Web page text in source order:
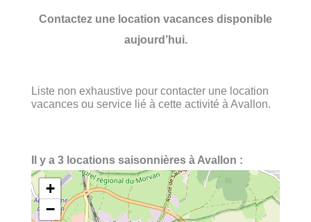
Contactez une location vacances disponible
aujourd’hui.
Liste non exhaustive pour contacter une location
vacances ou service lié à cette activité à Avallon.
Il y a 3 locations saisonnières à Avallon :
+
−